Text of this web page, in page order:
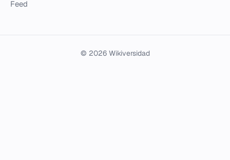
Feed
© 2026 Wikiversidad